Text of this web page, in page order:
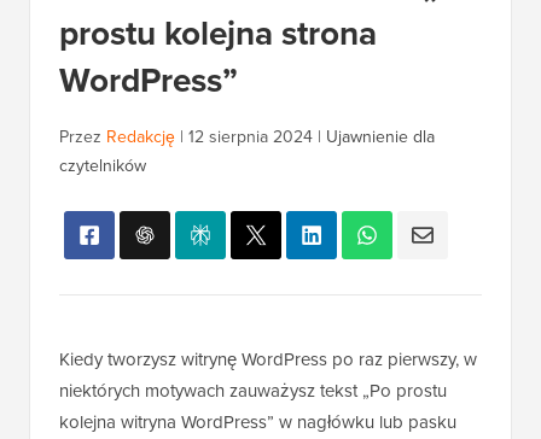
prostu kolejna strona
WordPress”
Przez Redakcję | 12 sierpnia 2024 | Ujawnienie dla
czytelników
Kiedy tworzysz witrynę WordPress po raz pierwszy, w
niektórych motywach zauważysz tekst „Po prostu
kolejna witryna WordPress” w nagłówku lub pasku